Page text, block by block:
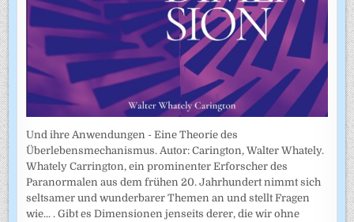
Und ihre Anwendungen - Eine Theorie des
Überlebensmechanismus. Autor: Carington, Walter Whately.
Whately Carrington, ein prominenter Erforscher des
Paranormalen aus dem frühen 20. Jahrhundert nimmt sich
seltsamer und wunderbarer Themen an und stellt Fragen
wie... . Gibt es Dimensionen jenseits derer, die wir ohne